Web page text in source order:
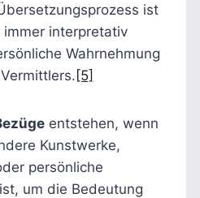
ist
interpretativ
Wahrnehmung
[5]
entstehen, wenn
Kunstwerke,
persönliche
um die Bedeutung